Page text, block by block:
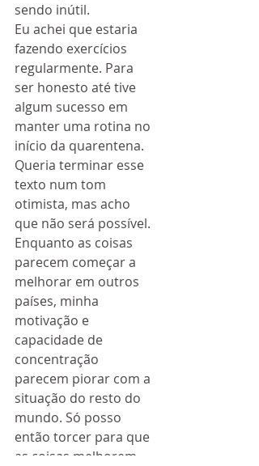
sendo inútil.
Eu achei que estaria
fazendo exercícios
regularmente. Para
ser honesto até tive
algum sucesso em
manter uma rotina no
início da quarentena.
Queria terminar esse
texto num tom
otimista, mas acho
que não será possível.
Enquanto as coisas
parecem começar a
melhorar em outros
países, minha
motivação e
capacidade de
concentração
parecem piorar com a
situação do resto do
mundo. Só posso
então torcer para que
as coisas melhorem